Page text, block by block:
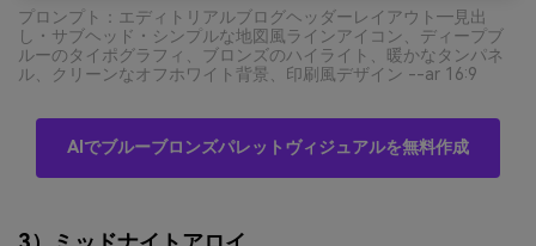
プロンプト：エディトリアルブログヘッダーレイアウト―見出
し・サブヘッド・シンプルな地図風ラインアイコン、ディープブ
ルーのタイポグラフィ、ブロンズのハイライト、暖かなタンパネ
ル、クリーンなオフホワイト背景、印刷風デザイン --ar 16:9
AIでブルーブロンズパレットヴィジュアルを無料作成